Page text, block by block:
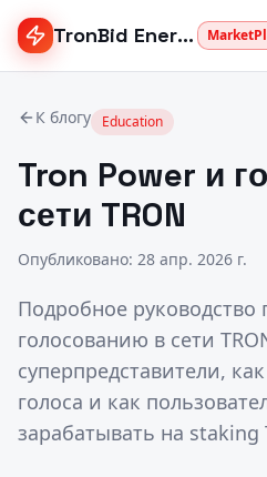
TronBid Energy
К блогу Education
Tron Power и
сети TRON
Опубликовано: 28 апр. 2026 г.
Подробное руководство
голосованию в сети
суперпредставители,
голоса и как
зарабатывать на staking